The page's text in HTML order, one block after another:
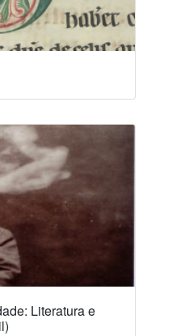
Literatura e